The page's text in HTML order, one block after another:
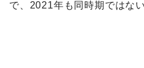
で、2021年も同時期ではな